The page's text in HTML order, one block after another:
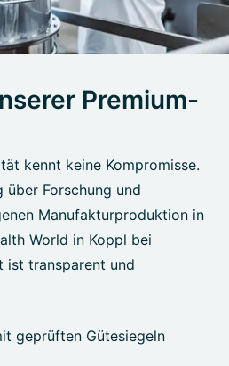
Premium-
kennt keine Kompromisse.
Forschung und
Manufakturproduktion in
World in Koppl bei
ist transparent und
geprüften Gütesiegeln